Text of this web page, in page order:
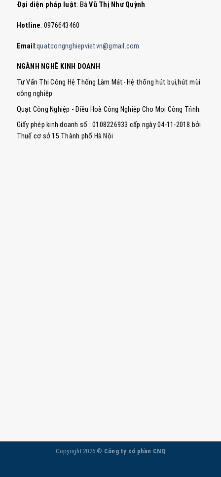
Đại diện pháp luật: BàVũ Thị Như Quỳnh
Hotline: 0976643460
Email :quatcongnghiepvietvn@gmail.com
NGÀNH NGHỀ KINH DOANH
Tư Vấn Thi Công Hệ Thống Làm Mát- Hệ thống hút bụi,hút mùi
công nghiệp
Quạt Công Nghiệp - Điều Hoà Công Nghiệp Cho Mọi Công Trình.
Giấy phép kinh doanh số : 0108226933 cấp ngày 04-11-2018 bởi
Thuế cơ sở 15 Thành phố Hà Nội
Copyright 2026 © Công ty cổ phần CNQ